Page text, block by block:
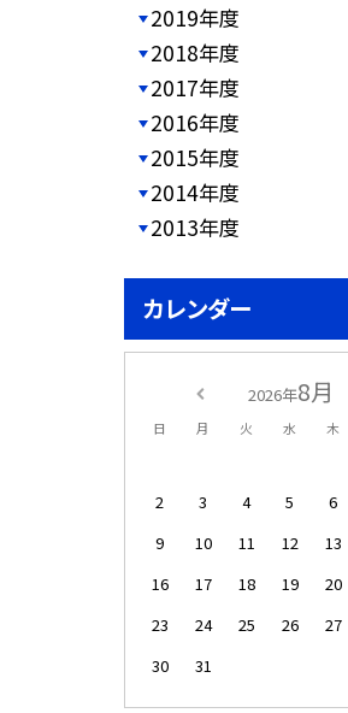
2019年度
2018年度
2017年度
2016年度
2015年度
2014年度
2013年度
カレンダー
2026年8月
日 月 火 水 木
2
3 4 5 6
9
10 11 12 13
16
17 18 19 20
23
24 25 26 27
30
31